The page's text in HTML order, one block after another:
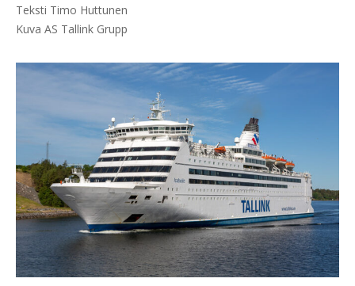
Teksti Timo Huttunen
Kuva AS Tallink Grupp